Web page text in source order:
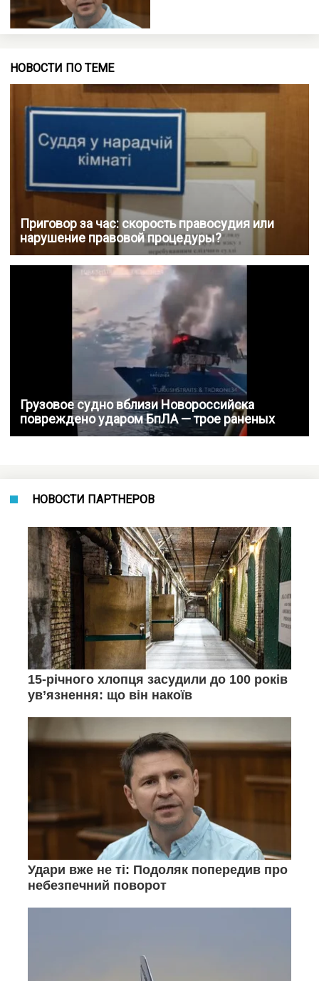
НОВОСТИ ПО ТЕМЕ
Приговор за час: скорость правосудия или
нарушение правовой процедуры?
Грузовое судно вблизи Новороссийска
повреждено ударом БпЛА — трое раненых
НОВОСТИ ПАРТНЕРОВ